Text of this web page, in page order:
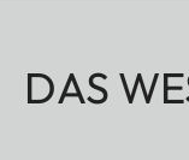
DAS